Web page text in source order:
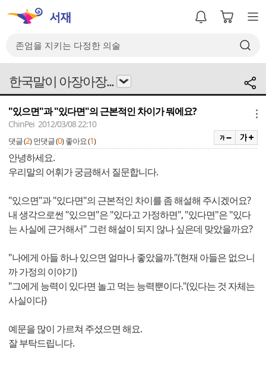
한국말이 아장아장...
"있으면"과 "있다면"의 근본적인 차이가 뭐에요?
ChinPei 2012/03/08 22:10
댓글 (2) 먼댓글 (0) 좋아요 (1)
안녕하세요.
우리말의 어휘가 궁금해서 질문합니다.
"있으면"과 "있다면"의 근본적인 차이를 좀 해설해 주시겠어요?
내 생각으로썬 "있으면"은 "있다고 가정하면", "있다면"은 "있다
는 사실에 근거해서" 그런 해설이 되지 않나 싶은데 맞았을까요?
"나에게 아들 하나 있으면 얼마나 좋았을까."(현재 아들은 없으니
까 가정의 이야기)
"그에게 능력이 있다면 놀고 먹는 능력뿐이다."(있다는 것 자체는
사실이다)
예문을 많이 가르쳐 주셨으면 해요.
잘 부탁드립니다.